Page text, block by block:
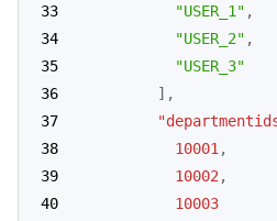
"USER_1" ,
"USER_2" ,
"USER_3"
] ,
10001 ,
10002 ,
10003